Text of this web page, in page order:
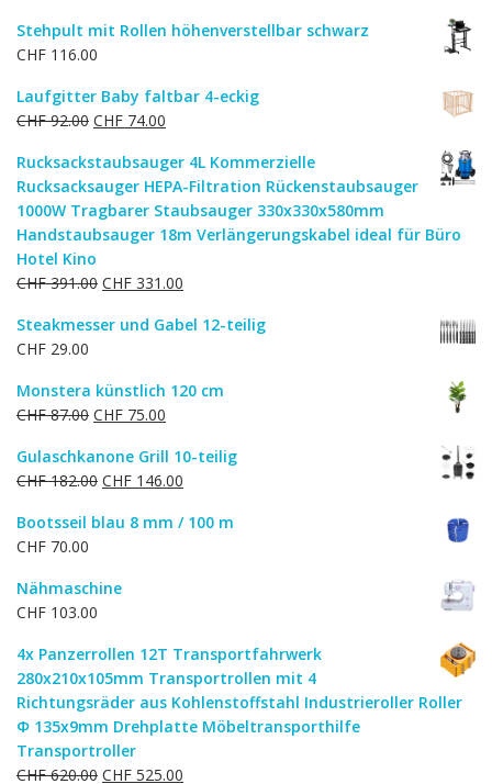
war:
ist:
Stehpult mit Rollen höhenverstellbar schwarz
CHF 116.00
Laufgitter Baby faltbar 4-eckig
CHF92.00 Ursprünglicher
war:
CHF 92.00
CHF 74.00
ist:
CHF 74.00.
Rucksackstaubsauger 4L Kommerzielle
Rucksacksauger HEPA-Filtration Rückenstaubsauger
1000W Tragbarer Staubsauger 330x330x580mm
Handstaubsauger 18m Verlängerungskabel ideal für Büro
Hotel Kino
CHF391.00 Ursprünglicher
war:
CHF 331.00
ist:
Steakmesser und Gabel 12-teilig
CHF 29.00
Monstera künstlich 120 cm
CHF87.00 Ursprünglicher
war:
CHF 87.00
CHF 75.00
ist:
CHF 75.00.
Gulaschkanone Grill 10-teilig
CHF182.00 Ursprünglicher
war:
CHF 146.00
ist:
Bootsseil blau 8 mm / 100 m
CHF 70.00
Nähmaschine
CHF 103.00
4x Panzerrollen 12T Transportfahrwerk
280x210x105mm Transportrollen mit 4
Richtungsräder aus Kohlenstoffstahl Industrieroller Roller
Ф 135x9mm Drehplatte Möbeltransporthilfe
Transportroller
CHF620.00 Ursprünglicher
CHF 525.00